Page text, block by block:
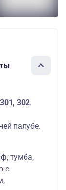
301, 302.
палубе.
тумба,
с